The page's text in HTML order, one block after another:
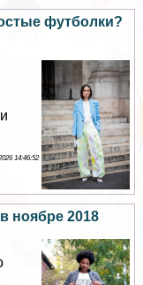
футболки?
14:46:52
ноябре 2018